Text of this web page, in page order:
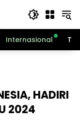
Internasional
HADIRI
2024